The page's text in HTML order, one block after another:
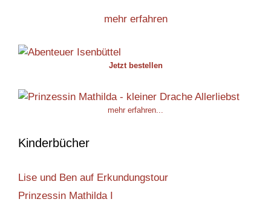
mehr erfahren
Jetzt bestellen
mehr erfahren...
Kinderbücher
Lise und Ben auf Erkundungstour
Prinzessin Mathilda I